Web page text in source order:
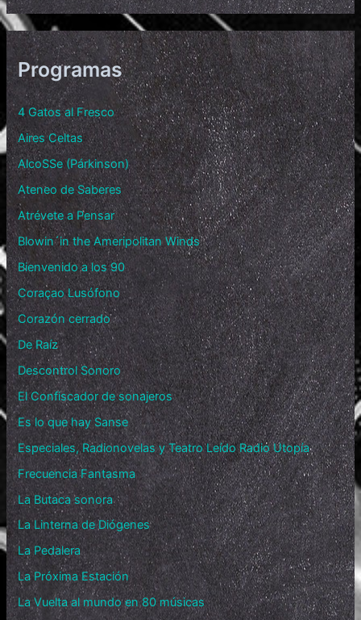
Programas
4 Gatos al Fresco
Aires Celtas
AlcoSSe (Párkinson)
Ateneo de Saberes
Atrévete a Pensar
Blowin´in the Ameripolitan Winds
Bienvenido a los 90
Coraçao Lusófono
Corazón cerrado
De Raíz
Descontrol Sonoro
El Confiscador de sonajeros
Es lo que hay Sanse
Especiales, Radionovelas y Teatro Leído Radio Utopía
Frecuencia Fantasma
La Butaca sonora
La Linterna de Diógenes
La Pedalera
La Próxima Estación
La Vuelta al mundo en 80 músicas